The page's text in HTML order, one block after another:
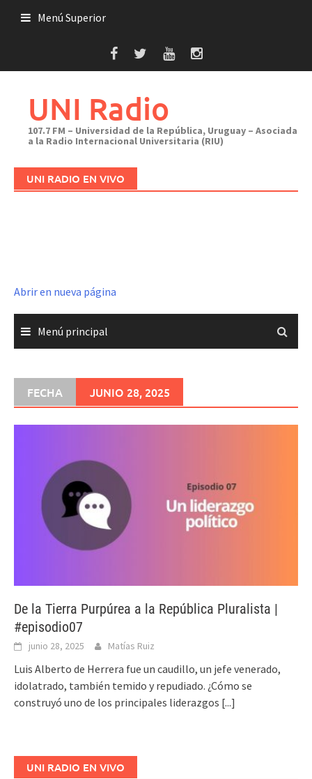
Menú Superior
UNI Radio
107.7 FM – Universidad de la República, Uruguay – Asociada
a la Radio Internacional Universitaria (RIU)
UNI RADIO EN VIVO
Abrir en nueva página
Menú principal
FECHA JUNIO 28, 2025
De la Tierra Purpúrea a la República Pluralista |
#episodio07
junio 28, 2025 Matías Ruiz
Luis Alberto de Herrera fue un caudillo, un jefe venerado,
idolatrado, también temido y repudiado. ¿Cómo se
construyó uno de los principales liderazgos [...]
UNI RADIO EN VIVO